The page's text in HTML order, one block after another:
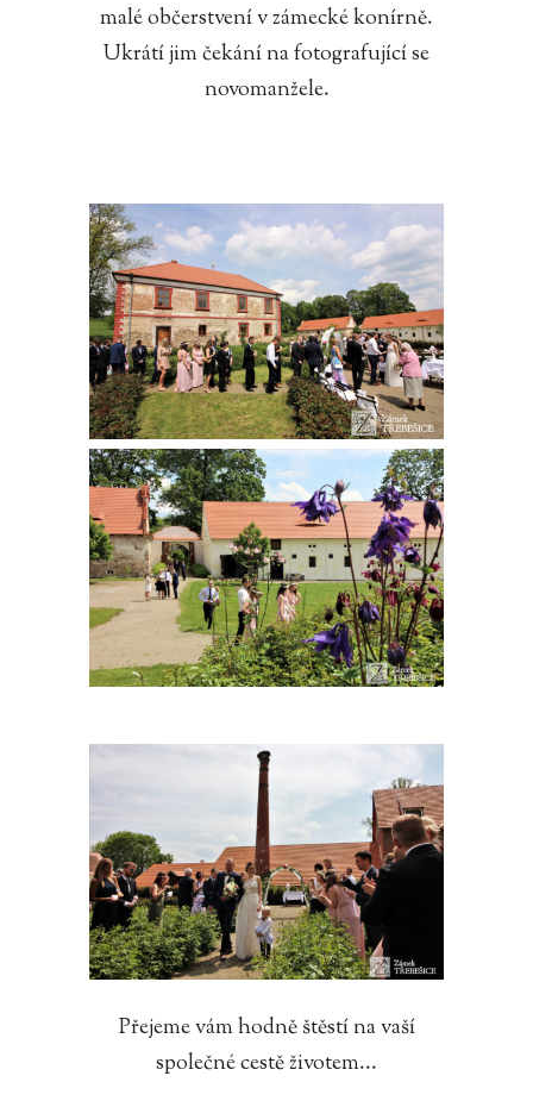
malé občerstvení v zámecké konírně.
Ukrátí jim čekání na fotografující se
novomanžele.
Přejeme vám hodně štěstí na vaší
společné cestě životem...